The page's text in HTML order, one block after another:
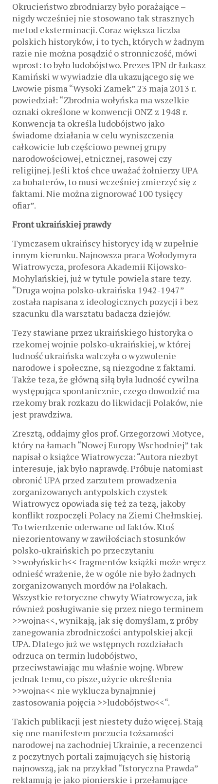
Okrucieństwo zbrodniarzy było porażające –
nigdy wcześniej nie stosowano tak strasznych
metod eksterminacji. Coraz większa liczba
polskich historyków, i to tych, których w żadnym
razie nie można posądzić o stronniczość, mówi
wprost: to było ludobójstwo. Prezes IPN dr Łukasz
Kamiński w wywiadzie dla ukazującego się we
Lwowie pisma “Wysoki Zamek” 23 maja 2013 r.
powiedział: “Zbrodnia wołyńska ma wszelkie
oznaki określone w konwencji ONZ z 1948 r.
Konwencja ta określa ludobójstwo jako
świadome działania w celu wyniszczenia
całkowicie lub częściowo pewnej grupy
narodowościowej, etnicznej, rasowej czy
religijnej. Jeśli ktoś chce uważać żołnierzy UPA
za bohaterów, to musi wcześniej zmierzyć się z
faktami. Nie można zignorować 100 tysięcy
ofiar”.
Front ukraińskiej prawdy
Tymczasem ukraińscy historycy idą w zupełnie
innym kierunku. Najnowsza praca Wołodymyra
Wiatrowycza, profesora Akademii Kijowsko-
Mohylańskiej, już w tytule powiela stare tezy.
“Druga wojna polsko-ukraińska 1942-1947”
została napisana z ideologicznych pozycji i bez
szacunku dla warsztatu badacza dziejów.
Tezy stawiane przez ukraińskiego historyka o
rzekomej wojnie polsko-ukraińskiej, w której
ludność ukraińska walczyła o wyzwolenie
narodowe i społeczne, są niezgodne z faktami.
Także teza, że główną siłą była ludność cywilna
występująca spontanicznie, czego dowodzić ma
rzekomy brak rozkazu do likwidacji Polaków, nie
jest prawdziwa.
Zresztą, oddajmy głos prof. Grzegorzowi Motyce,
który na łamach “Nowej Europy Wschodniej” tak
napisał o książce Wiatrowycza: “Autora niezbyt
interesuje, jak było naprawdę. Próbuje natomiast
obronić UPA przed zarzutem prowadzenia
zorganizowanych antypolskich czystek
Wiatrowycz opowiada się też za tezą, jakoby
konflikt rozpoczęli Polacy na Ziemi Chełmskiej.
To twierdzenie oderwane od faktów. Ktoś
niezorientowany w zawiłościach stosunków
polsko-ukraińskich po przeczytaniu
>>wołyńskich<< fragmentów książki może wręcz
odnieść wrażenie, że w ogóle nie było żadnych
zorganizowanych mordów na Polakach.
Wszystkie retoryczne chwyty Wiatrowycza, jak
również posługiwanie się przez niego terminem
>>wojna<<, wynikają, jak się domyślam, z próby
zanegowania zbrodniczości antypolskiej akcji
UPA. Dlatego już we wstępnych rozdziałach
odrzuca on termin ludobójstwo,
przeciwstawiając mu właśnie wojnę. Wbrew
jednak temu, co pisze, użycie określenia
>>wojna<< nie wyklucza bynajmniej
zastosowania pojęcia >>ludobójstwo<<“.
Takich publikacji jest niestety dużo więcej. Stają
się one manifestem poczucia tożsamości
narodowej na zachodniej Ukrainie, a recenzenci
z poczytnych portali zajmujących się historią
najnowszą, jak na przykład “Istoryczna Prawda”
reklamują je jako pionierskie i przełamujące